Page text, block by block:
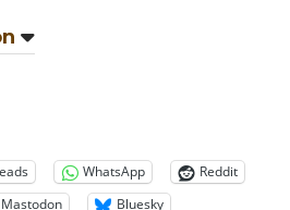
WhatsApp
Reddit
Mastodon Bluesky